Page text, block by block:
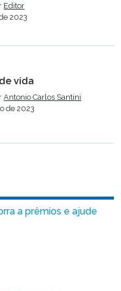
Editor
2023
vida
Antonio Carlos Santini
de 2023
a prêmios e ajude